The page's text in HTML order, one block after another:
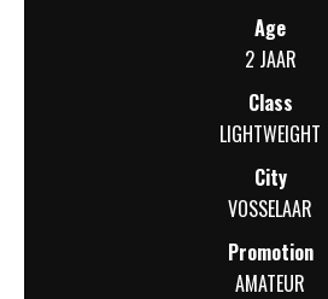
Age
2 JAAR
Class
LIGHTWEIGHT
City
VOSSELAAR
Promotion
AMATEUR